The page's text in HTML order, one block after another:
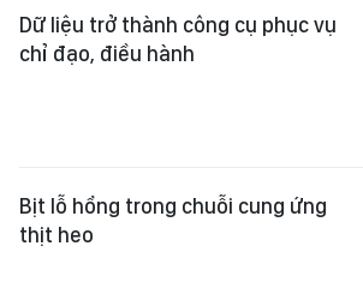
Dữ liệu trở thành công cụ phục vụ
chỉ đạo, điều hành
Bịt lỗ hổng trong chuỗi cung ứng
thịt heo